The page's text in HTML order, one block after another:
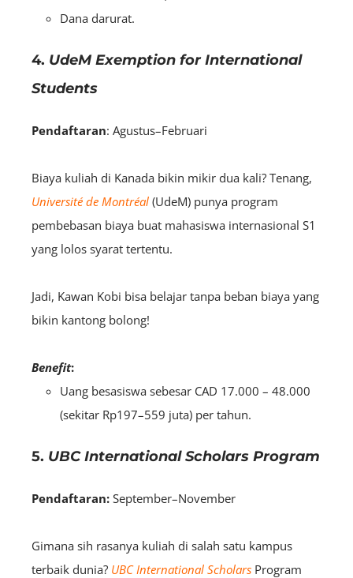
Dana darurat.
4. UdeM Exemption for International
Students
Pendaftaran: Agustus–Februari
Biaya kuliah di Kanada bikin mikir dua kali? Tenang,
Université de Montréal (UdeM) punya program
pembebasan biaya buat mahasiswa internasional S1
yang lolos syarat tertentu.
Jadi, Kawan Kobi bisa belajar tanpa beban biaya yang
bikin kantong bolong!
Benefit:
Uang besasiswa sebesar CAD 17.000 – 48.000
(sekitar Rp197–559 juta) per tahun.
5. UBC International Scholars Program
Pendaftaran: September–November
Gimana sih rasanya kuliah di salah satu kampus
terbaik dunia? UBC International Scholars Program